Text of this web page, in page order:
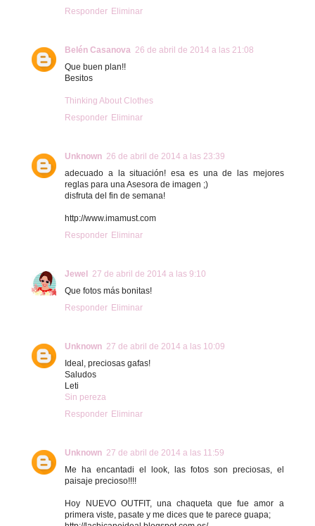
Responder Eliminar
Belén Casanova 26 de abril de 2014 a las 21:08
Que buen plan!!
Besitos
Thinking About Clothes
Responder Eliminar
Unknown 26 de abril de 2014 a las 23:39
adecuado a la situación! esa es una de las mejores
reglas para una Asesora de imagen ;)
disfruta del fin de semana!
http://www.imamust.com
Responder Eliminar
Jewel
27 de abril de 2014 a las 9:10
Que fotos más bonitas!
Responder Eliminar
Unknown 27 de abril de 2014 a las 10:09
Ideal, preciosas gafas!
Saludos
Leti
Sin pereza
Responder Eliminar
Unknown 27 de abril de 2014 a las 11:59
Me ha encantadi el look, las fotos son preciosas, el
paisaje precioso!!!!
Hoy NUEVO OUTFIT, una chaqueta que fue amor a
primera viste, pasate y me dices que te parece guapa;